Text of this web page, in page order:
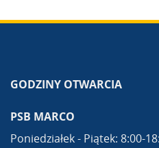
GODZINY OTWARCIA
PSB MARCO
Poniedziałek - Piątek: 8:00-